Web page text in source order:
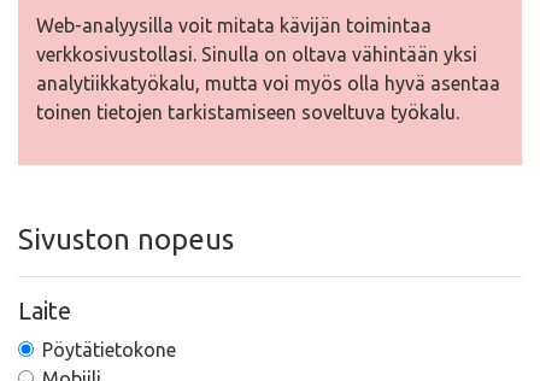
Web-analyysilla voit mitata kävijän toimintaa
verkkosivustollasi. Sinulla on oltava vähintään yksi
analytiikkatyökalu, mutta voi myös olla hyvä asentaa
toinen tietojen tarkistamiseen soveltuva työkalu.
Sivuston nopeus
Laite
Pöytätietokone